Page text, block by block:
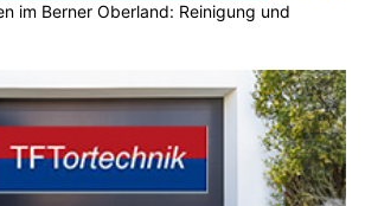
im Berner Oberland: Reinigung und